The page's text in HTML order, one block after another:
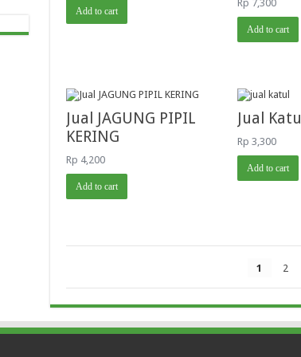
Add to cart
Rp 7,300
Add to cart
Jual JAGUNG PIPIL
KERING
Rp 4,200
Add to cart
Jual Katul
Rp 3,300
Add to cart
1 2